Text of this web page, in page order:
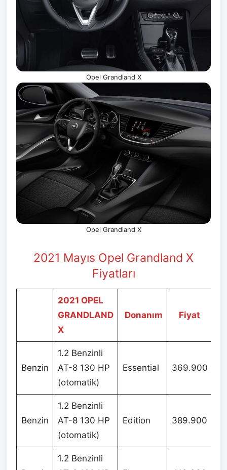
Opel Grandland X
Opel Grandland X
2021 Mayıs Opel Grandland X
Fiyatları
2021 OPEL
GRANDLAND
X
Donanım Fiyat
Benzin
1.2 Benzinli
AT-8 130 HP
(otomatik)
Essential 369.900
Benzin
1.2 Benzinli
AT-8 130 HP
(otomatik)
Edition 389.900
1.2 Benzinli